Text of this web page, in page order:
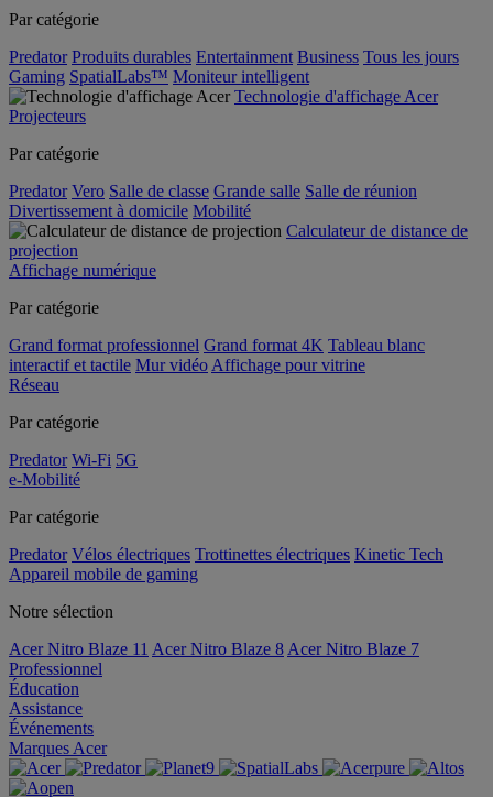
Par catégorie
Predator Produits durables Entertainment Business Tous les jours
Gaming SpatialLabs™ Moniteur intelligent
Technologie d'affichage Acer
Projecteurs
Par catégorie
Predator Vero Salle de classe Grande salle Salle de réunion
Divertissement à domicile Mobilité
Calculateur de distance de
projection
Affichage numérique
Par catégorie
Grand format professionnel Grand format 4K Tableau blanc
interactif et tactile Mur vidéo Affichage pour vitrine
Réseau
Par catégorie
Predator Wi-Fi 5G
e-Mobilité
Par catégorie
Predator Vélos électriques Trottinettes électriques Kinetic Tech
Appareil mobile de gaming
Notre sélection
Acer Nitro Blaze 11 Acer Nitro Blaze 8 Acer Nitro Blaze 7
Professionnel
Éducation
Assistance
Événements
Marques Acer